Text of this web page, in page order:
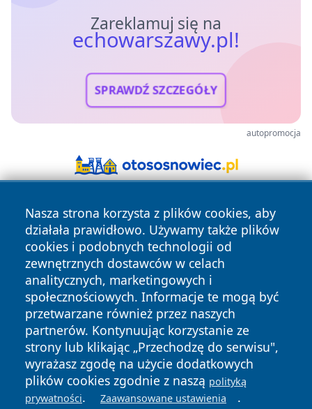
Zareklamuj się na
echowarszawy.pl!
SPRAWDŹ SZCZEGÓŁY
autopromocja
Nasza strona korzysta z plików cookies, aby
działała prawidłowo. Używamy także plików
cookies i podobnych technologii od
zewnętrznych dostawców w celach
analitycznych, marketingowych i
społecznościowych. Informacje te mogą być
przetwarzane również przez naszych
partnerów. Kontynuując korzystanie ze
strony lub klikając „Przechodzę do serwisu",
wyrażasz zgodę na użycie dodatkowych
plików cookies zgodnie z naszą polityką
prywatności. Zaawansowane ustawienia .
Copyright © 2026 echowarszawy.pl Wszystkie prawa
zastrzeżone.
News Autorzy
Polityka
Prywatności
Polityka
Cookies